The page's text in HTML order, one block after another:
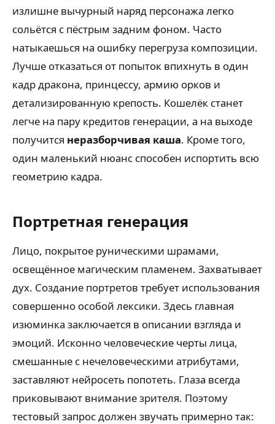
излишне вычурный наряд персонажа легко
сольётся с пёстрым задним фоном. Часто
натыкаешься на ошибку перегруза композиции.
Лучше отказаться от попыток впихнуть в один
кадр дракона, принцессу, армию орков и
детализированную крепость. Кошелёк станет
легче на пару кредитов генерации, а на выходе
получится неразборчивая каша. Кроме того,
один маленький нюанс способен испортить всю
геометрию кадра.
Портретная генерация
Лицо, покрытое руническими шрамами,
освещённое магическим пламенем. Захватывает
дух. Создание портретов требует использования
совершенно особой лексики. Здесь главная
изюминка заключается в описании взгляда и
эмоций. Исконно человеческие черты лица,
смешанные с нечеловеческими атрибутами,
заставляют нейросеть попотеть. Глаза всегда
приковывают внимание зрителя. Поэтому
тестовый запрос должен звучать примерно так: